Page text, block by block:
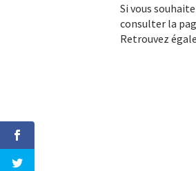
Si vous
consulter la
Retrouvez